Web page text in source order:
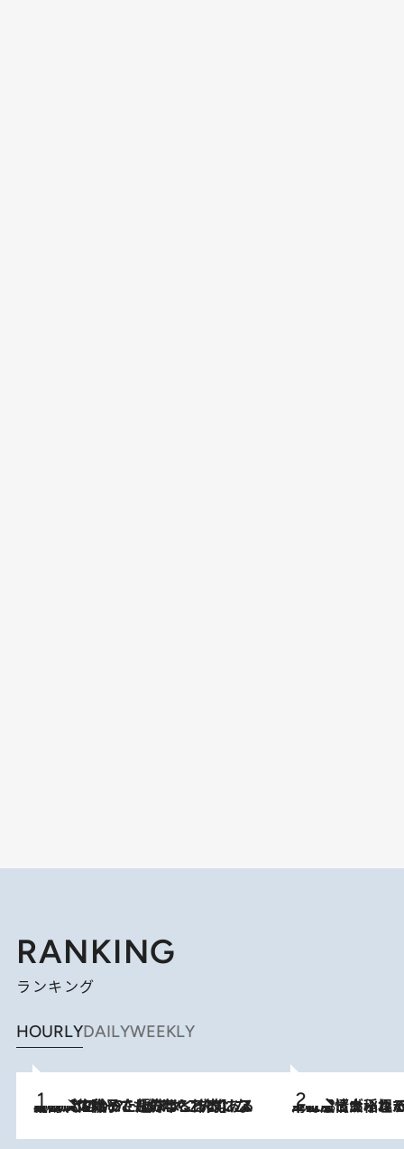
RANKING
ランキング
HOURLYDAILYWEEKLY
2026.8.5
【阿川佐和子さんの年とる力】なぜ70代で始めた趣味は“こんなに楽しい”のか？ ピアノ、俳句…スランプに陥っても続けられる“ある秘訣”とは 2026.8.5
下町風情あふれる台北屈指の人気エリア・大稲埕でセンスのいい台湾土産《ヴ